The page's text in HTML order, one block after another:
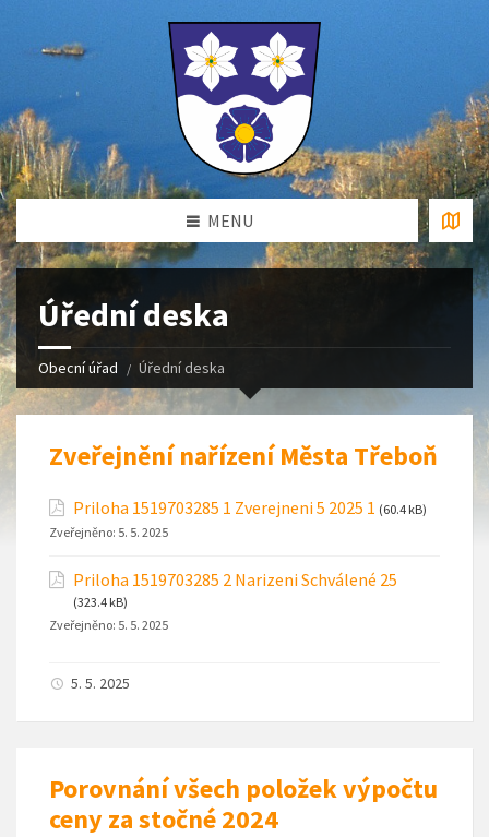
MENU
Úřední deska
Obecní úřad Úřední deska
Zveřejnění nařízení Města Třeboň
Priloha 1519703285 1 Zverejneni 5 2025 1 (60.4 kB)
Zveřejněno: 5. 5. 2025
Priloha 1519703285 2 Narizeni Schválené 25
(323.4 kB)
Zveřejněno: 5. 5. 2025
5. 5. 2025
Porovnání všech položek výpočtu
ceny za stočné 2024